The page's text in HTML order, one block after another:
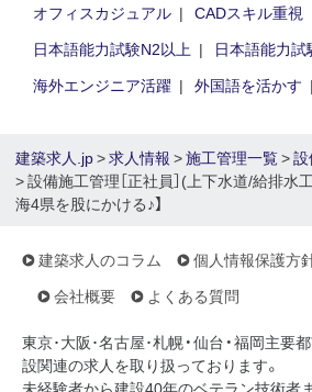
オフィスカジュアル
CADスキル重視
日本語能力試験N2以上
日本語能力
海外エンジニア活躍
外国語を活かす
建築求人.jp>求人情報 >施工管理一覧>設
> 設備施工管理［正社員］(上下水道/給排
海4県を股にかける♪】
建築求人のコラム 個人情報保護方
会社概要
よくある質問
東京･大阪･名古屋･札幌・仙台・福岡主要
設関連の求人を取り扱っております。
未経験者から建設40年のベテラン技術者